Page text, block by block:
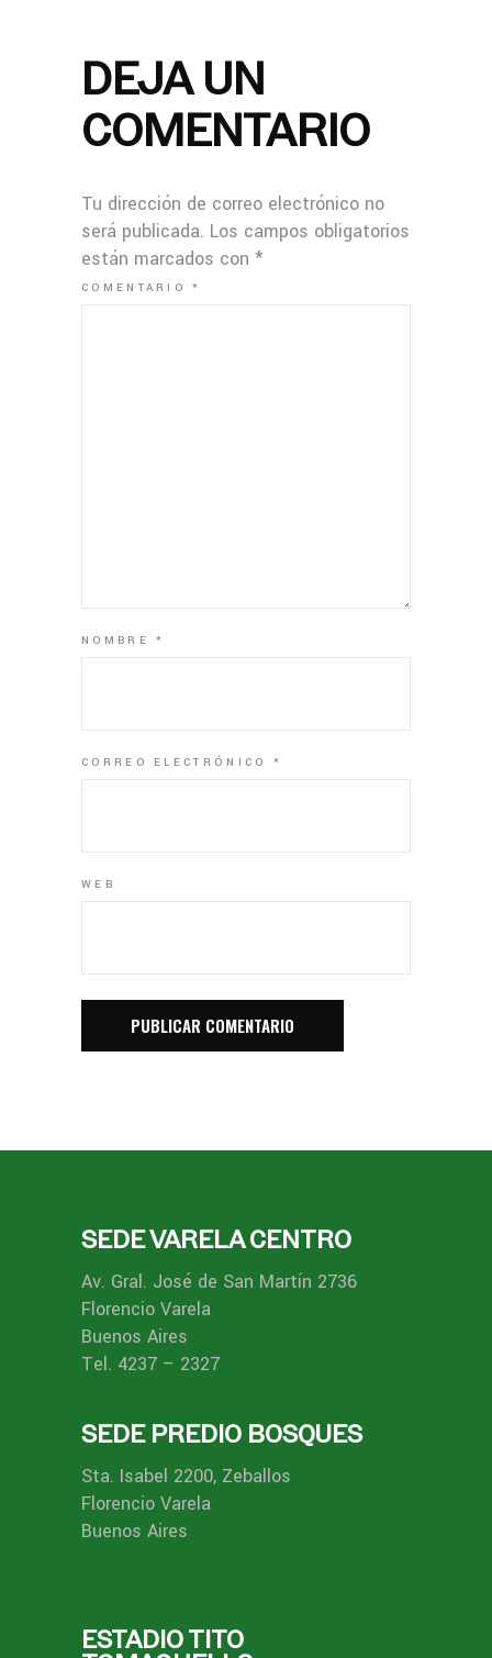
DEJA UN
COMENTARIO
Tu dirección de correo electrónico no
será publicada. Los campos obligatorios
están marcados con *
COMENTARIO*
NOMBRE*
CORREO ELECTRÓNICO *
WEB
SEDE VARELA CENTRO
Av. Gral. José de San Martín 2736
Florencio Varela
Buenos Aires
Tel. 4237 – 2327
SEDE PREDIO BOSQUES
Sta. Isabel 2200, Zeballos
Florencio Varela
Buenos Aires
ESTADIO TITO